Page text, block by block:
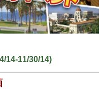
14-11/30/14)